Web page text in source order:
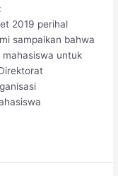
2019 perihal
sampaikan bahwa
untuk